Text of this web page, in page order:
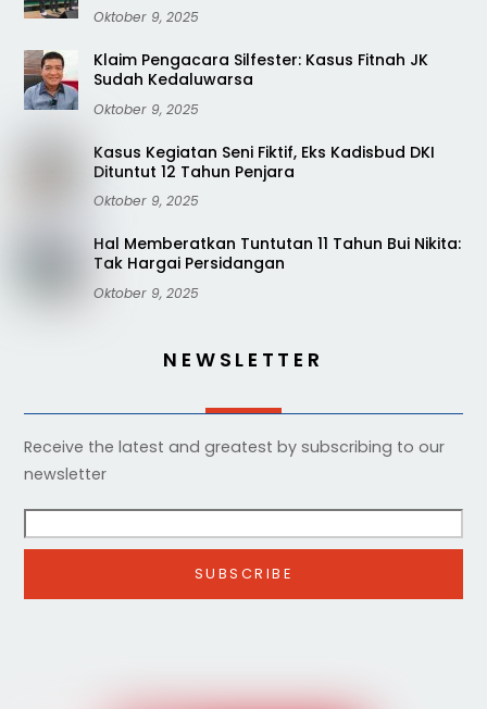
Oktober 9, 2025
Klaim Pengacara Silfester: Kasus Fitnah JK
Sudah Kedaluwarsa
Oktober 9, 2025
Kasus Kegiatan Seni Fiktif, Eks Kadisbud DKI
Dituntut 12 Tahun Penjara
Oktober 9, 2025
Hal Memberatkan Tuntutan 11 Tahun Bui Nikita:
Tak Hargai Persidangan
Oktober 9, 2025
NEWSLETTER
Receive the latest and greatest by subscribing to our
newsletter